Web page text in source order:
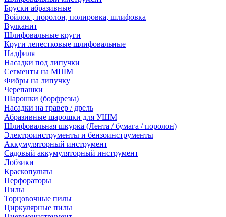
Бруски абразивные
Войлок , поролон, полировка, шлифовка
Вулканит
Шлифовальные круги
Круги лепестковые шлифовальные
Надфиля
Насадки под липучки
Сегменты на МШМ
Фибры на липучку
Черепашки
Шарошки (борфрезы)
Насадки на гравер / дрель
Абразивные шарошки для УШМ
Шлифовальная шкурка (Лента / бумага / поролон)
Электроинструменты и бензоинструменты
Аккумуляторный инструмент
Садовый аккумуляторный инструмент
Лобзики
Краскопульты
Перфораторы
Пилы
Торцовочные пилы
Циркулярные пилы